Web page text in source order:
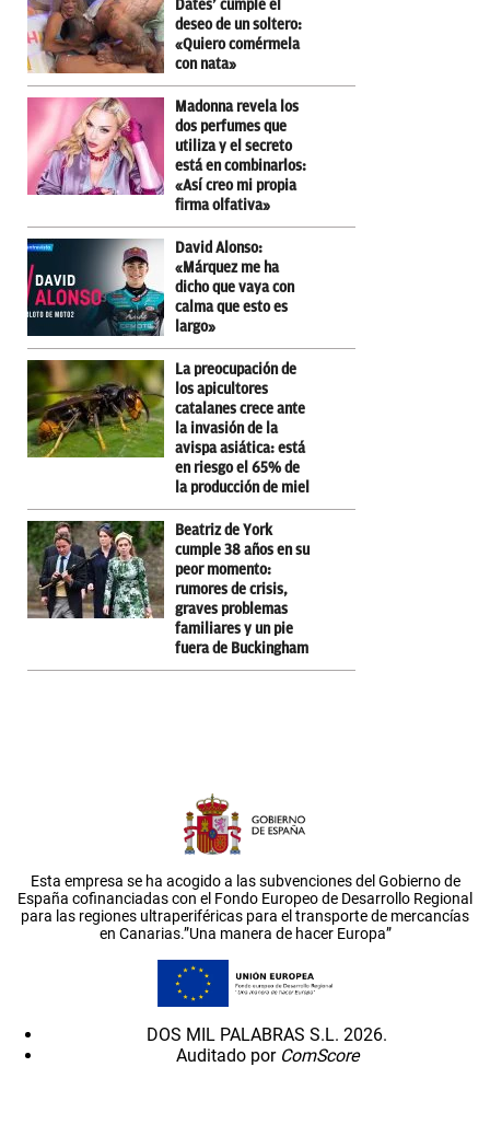
Dates’ cumple el
deseo de un soltero:
«Quiero comérmela
con nata»
Madonna revela los
dos perfumes que
utiliza y el secreto
está en combinarlos:
«Así creo mi propia
firma olfativa»
David Alonso:
«Márquez me ha
dicho que vaya con
calma que esto es
largo»
La preocupación de
los apicultores
catalanes crece ante
la invasión de la
avispa asiática: está
en riesgo el 65% de
la producción de miel
Beatriz de York
cumple 38 años en su
peor momento:
rumores de crisis,
graves problemas
familiares y un pie
fuera de Buckingham
Esta empresa se ha acogido a las subvenciones del Gobierno de
España cofinanciadas con el Fondo Europeo de Desarrollo Regional
para las regiones ultraperiféricas para el transporte de mercancías
en Canarias.”Una manera de hacer Europa”
DOS MIL PALABRAS S.L. 2026.
Auditado por ComScore